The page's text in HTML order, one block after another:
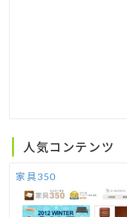
人気コンテンツ
家具350